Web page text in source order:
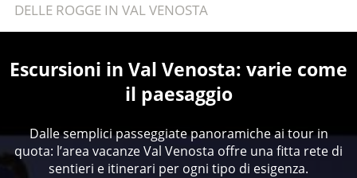
DELLE ROGGE IN VAL VENOSTA
Escursioni in Val Venosta: varie come
il paesaggio
Dalle semplici passeggiate panoramiche ai tour in
quota: l’area vacanze Val Venosta offre una fitta rete di
sentieri e itinerari per ogni tipo di esigenza.